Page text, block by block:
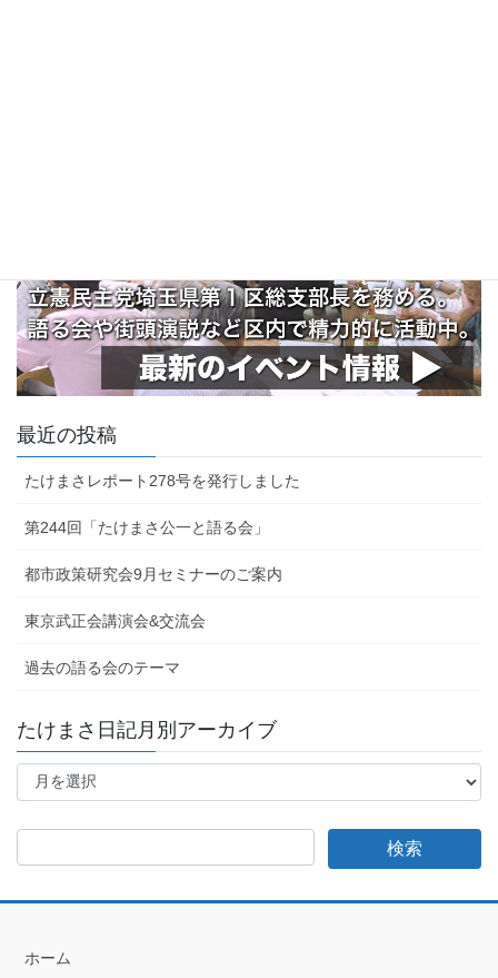
最近の投稿
たけまさレポート278号を発行しました
第244回「たけまさ公一と語る会」
都市政策研究会9月セミナーのご案内
東京武正会講演会&交流会
過去の語る会のテーマ
たけまさ日記月別アーカイブ
た
さ
月
ホーム